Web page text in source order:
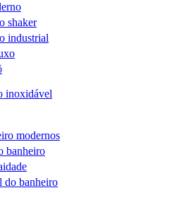
shaker
industrial
inoxidável
modernos
banheiro
do banheiro